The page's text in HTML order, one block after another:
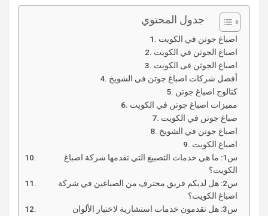
جدول المحتوي
اصباغ جوتن في الكويت
اصباغ الجوثن في الكويت
اصباغ الجوثن فى الكويت
أفضل شركات اصباغ جوتن في الشويخ
كتالوج اصباغ جوتن
مميزات اصباغ جوتن في الكويت
صباغ جوتن في الكويت
اصباغ جوتن في الشويخ
اصباغ الكويت
س1: ما هي خدمات التصبيغ التي تقدمها شركة اصباغ
الكويت؟
اصباغ الكويت؟